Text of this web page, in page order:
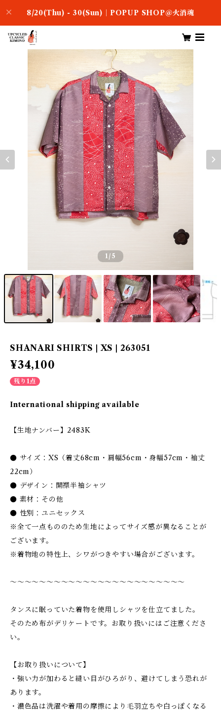
8/20(Thu) - 30(Sun)｜POPUP SHOP＠火消魂
1/5
SHANARI SHIRTS | XS | 263051
¥34,100
残り1点
International shipping available
【生地ナンバー】2483K
● サイズ：XS（着丈68cm・肩幅56cm・身幅57cm・袖丈
22cm）
● デザイン：開襟半袖シャツ
● 素材：その他
● 性別：ユニセックス
※全て一点もののため生地によってサイズ感が異なることが
ございます。
※着物地の特性上、シワがつきやすい場合がございます。
〜〜〜〜〜〜〜〜〜〜〜〜〜〜〜〜〜〜〜〜〜〜〜〜
タンスに眠っていた着物を使用しシャツを仕立てました。
そのため布がデリケートです。お取り扱いにはご注意くださ
い。
【お取り扱いについて】
・強い力が加わると縫い目がひろがり、避けてしまう恐れが
あります。
・濃色品は洗濯や着用の摩擦により毛羽立ちや白っぽくなる